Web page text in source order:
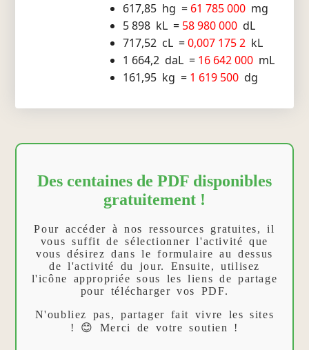
617,85 hg = 61 785 000 mg
5 898 kL = 58 980 000 dL
717,52 cL =0,007 175 2 kL
1 664,2 daL = 16 642 000 mL
161,95 kg = 1 619 500 dg
Des centaines de PDF disponibles
gratuitement !
Pour accéder à nos ressources gratuites, il
vous suffit de sélectionner l'activité que
vous désirez dans le formulaire au dessus
de l'activité du jour. Ensuite, utilisez
l'icône appropriée sous les liens de partage
pour télécharger vos PDF.
N'oubliez pas, partager fait vivre les sites
! 😊 Merci de votre soutien !